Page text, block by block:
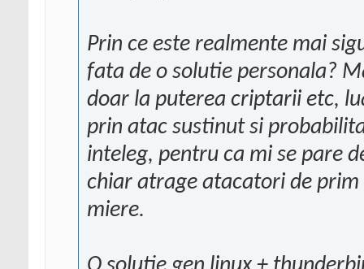
Prin ce este realmente mai
fata de o solutie personala?
doar la puterea criptarii etc,
prin atac sustinut si
inteleg, pentru ca mi se pare
chiar atrage atacatori de
miere.